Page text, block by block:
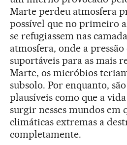
Marte perdeu atmosfera
possível que no primeiro
se refugiassem nas
atmosfera, onde a pressão
suportáveis para as mais
Marte, os micróbios
subsolo. Por enquanto,
plausíveis como que a
surgir nesses mundos em
climáticas extremas a
completamente.